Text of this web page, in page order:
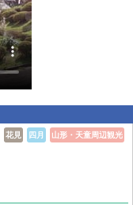
山形・天童周辺観光
四月
花見